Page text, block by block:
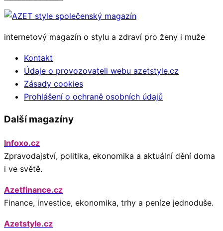
internetový magazín o stylu a zdraví pro ženy i muže
Kontakt
Údaje o provozovateli webu azetstyle.cz
Zásady cookies
Prohlášení o ochraně osobních údajů
Další magazíny
Infoxo.cz
Zpravodajství, politika, ekonomika a aktuální dění doma
i ve světě.
Azetfinance.cz
Finance, investice, ekonomika, trhy a peníze jednoduše.
Azetstyle.cz